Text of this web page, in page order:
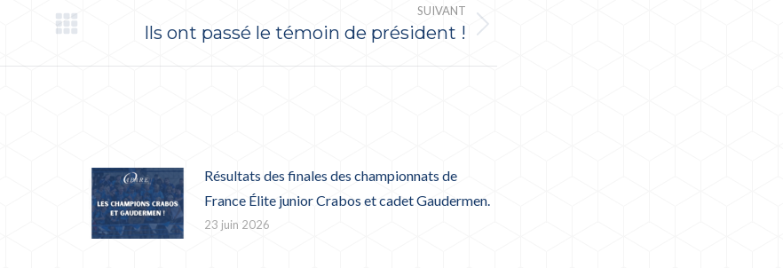
SUIVANT
Ils ont passé le témoin de président !
Résultats des finales des championnats de
France Élite junior Crabos et cadet Gaudermen.
23 juin 2026